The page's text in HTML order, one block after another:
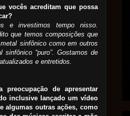
vocês acreditam que possa
e investimos tempo nisso.
que temos composições que
sinfônico como em outros
“puro”. Gostamos de
e entretidos.
de apresentar
inclusive lançado um vídeo
algumas outras ações, como